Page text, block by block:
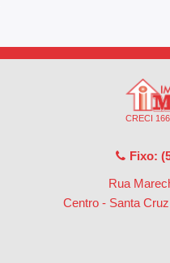
CRECI
Fixo:
Rua
Centro - Santa